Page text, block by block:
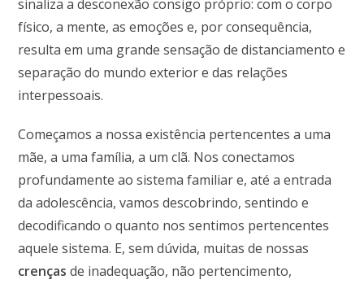
sinaliza a desconexão consigo próprio: com o corpo
físico, a mente, as emoções e, por consequência,
resulta em uma grande sensação de distanciamento e
separação do mundo exterior e das relações
interpessoais.
Começamos a nossa existência pertencentes a uma
mãe, a uma família, a um clã. Nos conectamos
profundamente ao sistema familiar e, até a entrada
da adolescência, vamos descobrindo, sentindo e
decodificando o quanto nos sentimos pertencentes
aquele sistema. E, sem dúvida, muitas de nossas
crençasde inadequação, não pertencimento,